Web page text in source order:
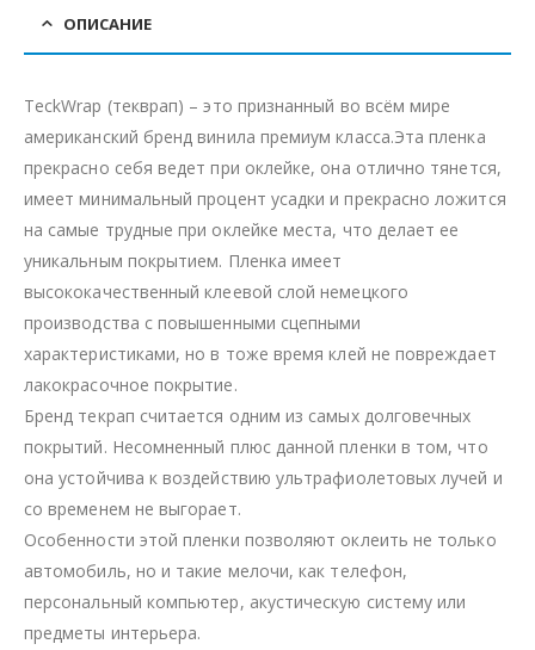
ОПИСАНИЕ
TeckWrap (текврап) – это признанный во всём мире
американский бренд винила премиум класса.Эта пленка
прекрасно себя ведет при оклейке, она отлично тянется,
имеет минимальный процент усадки и прекрасно ложится
на самые трудные при оклейке места, что делает ее
уникальным покрытием. Пленка имеет
высококачественный клеевой слой немецкого
производства с повышенными сцепными
характеристиками, но в тоже время клей не повреждает
лакокрасочное покрытие.
Бренд текрап считается одним из самых долговечных
покрытий. Несомненный плюс данной пленки в том, что
она устойчива к воздействию ультрафиолетовых лучей и
со временем не выгорает.
Особенности этой пленки позволяют оклеить не только
автомобиль, но и такие мелочи, как телефон,
персональный компьютер, акустическую систему или
предметы интерьера.